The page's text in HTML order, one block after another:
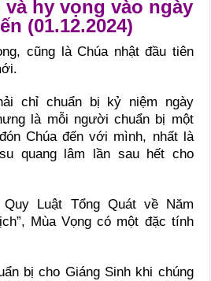
hy vọng vào ngày
(01.12.2024)
cũng là Chúa nhật đầu tiên
chỉ chuẩn bị kỷ niệm ngày
là mỗi người chuẩn bị một
Chúa đến với mình, nhất là
quang lâm lần sau hết cho
Quy Luật Tổng Quát về Năm
Mùa Vọng có một đặc tính
bị cho Giáng Sinh khi chúng